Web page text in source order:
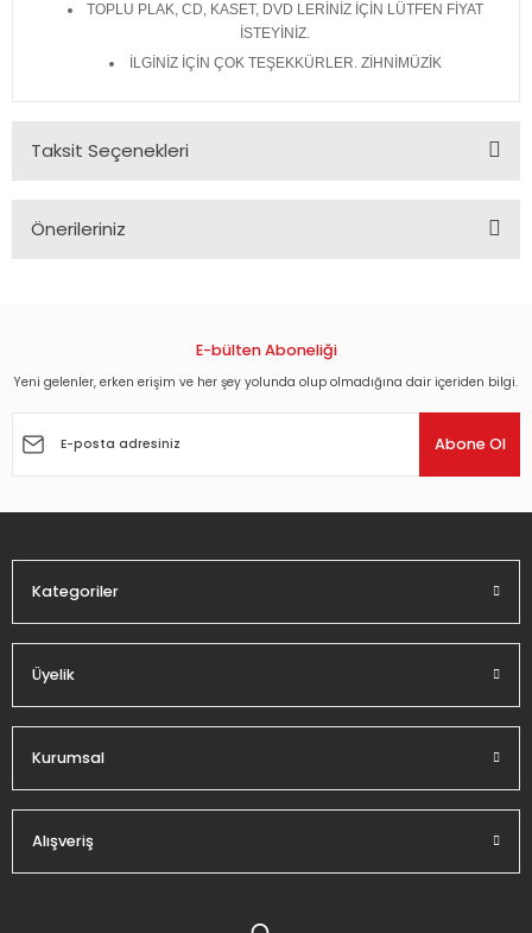
TOPLU PLAK, CD, KASET, DVD LERİNİZ İÇİN LÜTFEN FİYAT
İSTEYİNİZ.
İLGİNİZ İÇİN ÇOK TEŞEKKÜRLER. ZİHNİMÜZİK
Taksit Seçenekleri
Önerileriniz
Görüş ve önerileriniz için teşekkür ederiz.
Ürün açıklamasında eksik bilgiler bulunuyor.
Ürün fiyatı diğer sitelerden daha pahalı.
E-bülten Aboneliği
Yeni gelenler, erken erişim ve her şey yolunda olup olmadığına dair içeriden bilgi.
Abone Ol
Kategoriler
Üyelik
Kurumsal
Alışveriş